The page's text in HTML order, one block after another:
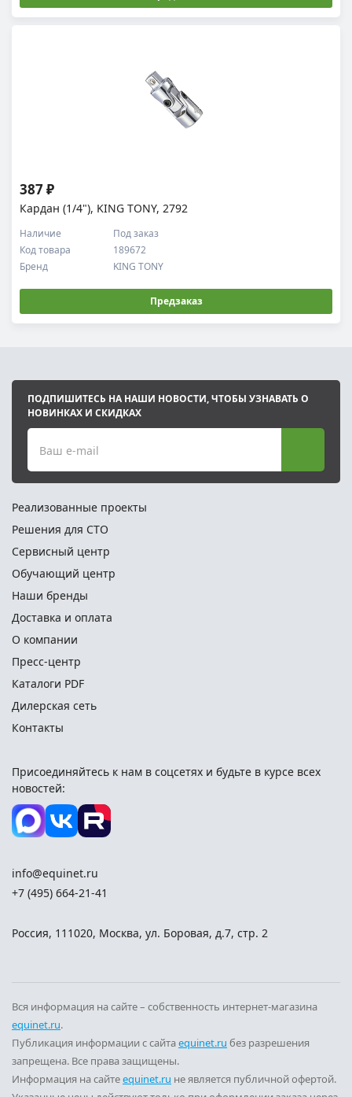
Кардан (1/4"), KING TONY, 2792
Код товара 189672
Наличие Под заказ
Бренд KING TONY
387 ₽
Предзаказ
ПОДПИШИТЕСЬ НА НАШИ НОВОСТИ, ЧТОБЫ УЗНАВАТЬ О
НОВИНКАХ И СКИДКАХ
Ваш e-mail
Реализованные проекты
Решения для СТО
Сервисный центр
Обучающий центр
Наши бренды
Доставка и оплата
О компании
Пресс-центр
Каталоги PDF
Дилерская сеть
Контакты
Присоединяйтесь к нам в соцсетях и будьте в курсе всех
новостей:
info@equinet.ru
+7 (495) 664-21-41
Россия, 111020, Москва, ул. Боровая, д.7, стр. 2
Вся информация на сайте – собственность интернет-магазина
equinet.ru.
Публикация информации с сайтаequinet.ru без разрешения
запрещена. Все права защищены.
Информация на сайтеequinet.ru не является публичной офертой.